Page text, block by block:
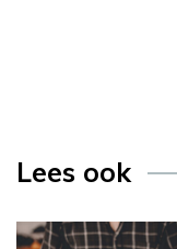
Lees ook